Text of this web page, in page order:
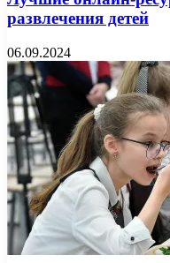
развлечения детей
06.09.2024